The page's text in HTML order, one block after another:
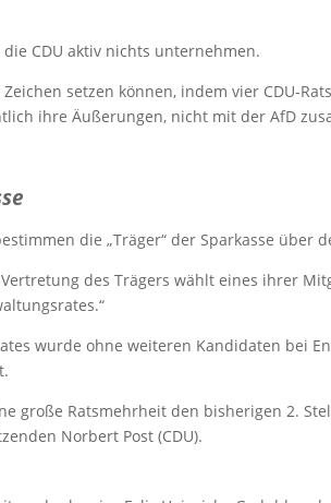
die CDU aktiv nichts unternehmen.
setzen können, indem vier CDU-
ihre Äußerungen, nicht mit der AfD
die „Träger“ der Sparkasse über
des Trägers wählt eines ihrer
wurde ohne weiteren Kandidaten bei
große Ratsmehrheit den bisherigen 2.
Norbert Post (CDU).